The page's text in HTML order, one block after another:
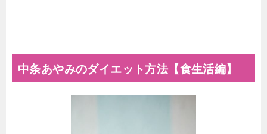
中条あやみのダイエット方法【食生活編】